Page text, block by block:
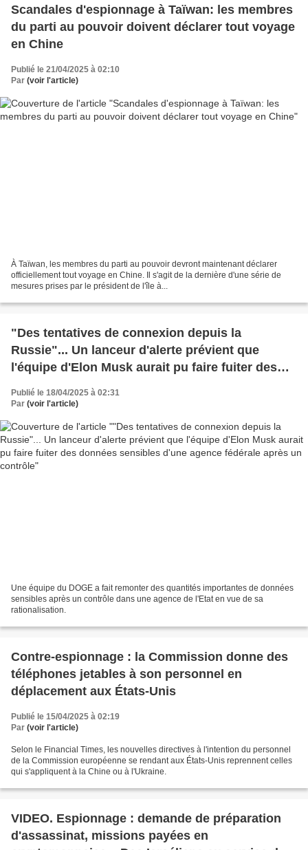
Scandales d'espionnage à Taïwan: les membres
du parti au pouvoir doivent déclarer tout voyage
en Chine
Publié le 21/04/2025 à 02:10
Par (voir l'article)
À Taïwan, les membres du parti au pouvoir devront maintenant déclarer
officiellement tout voyage en Chine. Il s'agit de la dernière d'une série de
mesures prises par le président de l'île à...
"Des tentatives de connexion depuis la
Russie"... Un lanceur d'alerte prévient que
l'équipe d'Elon Musk aurait pu faire fuiter des
données sensibles d'une agence fédérale après
un contrôle
Publié le 18/04/2025 à 02:31
Par (voir l'article)
Une équipe du DOGE a fait remonter des quantités importantes de données
sensibles après un contrôle dans une agence de l'Etat en vue de sa
rationalisation.
Contre-espionnage : la Commission donne des
téléphones jetables à son personnel en
déplacement aux États-Unis
Publié le 15/04/2025 à 02:19
Par (voir l'article)
Selon le Financial Times, les nouvelles directives à l'intention du personnel
de la Commission européenne se rendant aux États-Unis reprennent celles
qui s'appliquent à la Chine ou à l'Ukraine.
VIDEO. Espionnage : demande de préparation
d'assassinat, missions payées en